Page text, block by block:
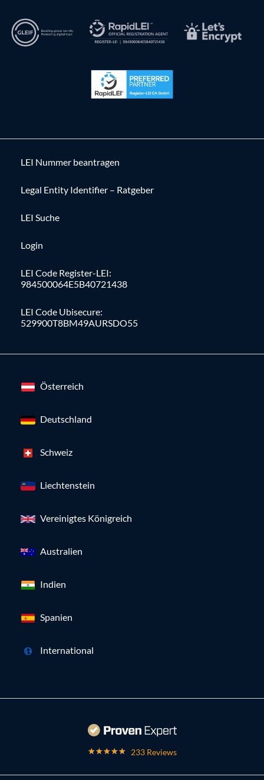
LEI Nummer beantragen
Legal Entity Identifier – Ratgeber
LEI Suche
Login
LEI Code Register-LEI:
984500064E5B40721438
LEI Code Ubisecure:
529900T8BM49AURSDO55
Österreich
Deutschland
Schweiz
Liechtenstein
Vereinigtes Königreich
Australien
Indien
Spanien
International
233 Reviews